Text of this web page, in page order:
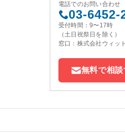
電話でのお問い合わせ
03-6452-
受付時間：9〜17時
（土日祝祭日を除く）
窓口：株式会社ウィット
無料で相談